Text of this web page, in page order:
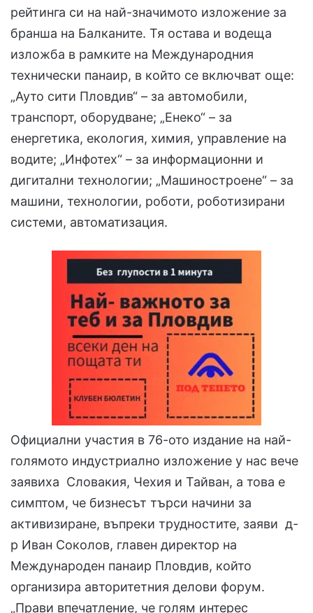
рейтинга си на най-значимото изложение за
бранша на Балканите. Тя остава и водеща
изложба в рамките на Международния
технически панаир, в който се включват още:
„Ауто сити Пловдив“ – за автомобили,
транспорт, оборудване; „Енеко“ – за
енергетика, екология, химия, управление на
водите; „Инфотех“ – за информационни и
дигитални технологии; „Машиностроене“ – за
машини, технологии, роботи, роботизирани
системи, автоматизация.
Официални участия в 76-ото издание на най-
голямото индустриално изложение у нас вече
заявиха Словакия, Чехия и Тайван, а това е
симптом, че бизнесът търси начини за
активизиране, въпреки трудностите, заяви д-
р Иван Соколов, главен директор на
Международен панаир Пловдив, който
организира авторитетния делови форум.
„Прави впечатление, че голям интерес